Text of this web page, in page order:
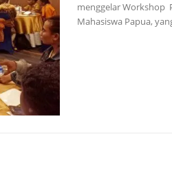
menggelar Workshop
Mahasiswa Papua,